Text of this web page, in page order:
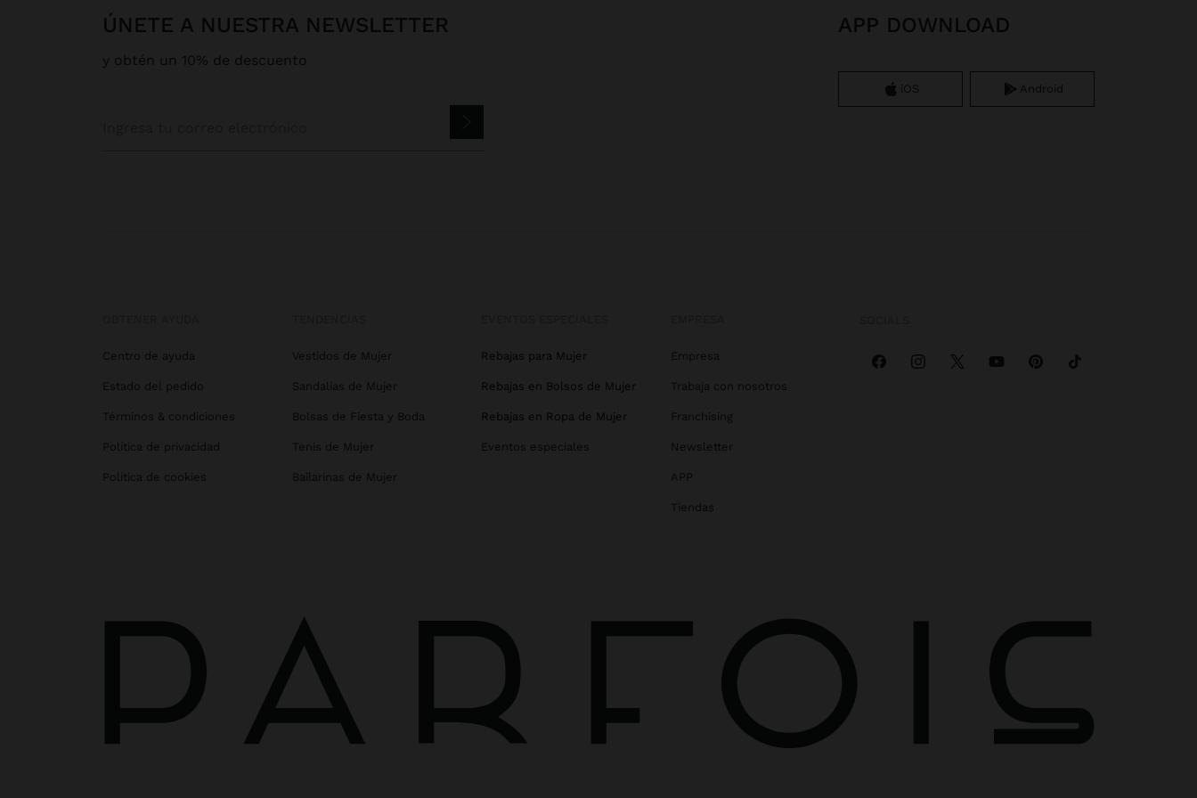
ÚNETE A NUESTRA NEWSLETTER
y obtén un 10% de descuento
APP DOWNLOAD
iOS Android
Centro de ayuda
Estado del pedido
Términos & condiciones
Política de privacidad
Política de cookies
Vestidos de Mujer
Sandalias de Mujer
Bolsas de Fiesta y Boda
Tenis de Mujer
Bailarinas de Mujer
Rebajas para Mujer
Rebajas en Bolsos de Mujer
Rebajas en Ropa de Mujer
Eventos especiales
Empresa
Trabaja con nosotros
Franchising
Newsletter
APP
Tiendas